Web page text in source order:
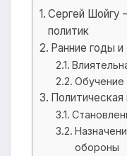
Сергей Шойгу
политик
Ранние годы и
Обучение
Политическая
обороны